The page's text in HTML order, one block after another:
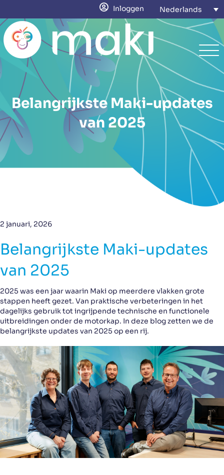
Inloggen Nederlands
Belangrijkste Maki-updates
van 2025
2 januari, 2026
Belangrijkste Maki-updates
van 2025
2025 was een jaar waarin Maki op meerdere vlakken grote
stappen heeft gezet. Van praktische verbeteringen in het
dagelijks gebruik tot ingrijpende technische en functionele
uitbreidingen onder de motorkap. In deze blog zetten we de
belangrijkste updates van 2025 op een rij.